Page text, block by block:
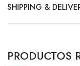
SHIPPING &
PRODUCTOS